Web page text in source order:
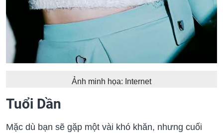
Ảnh minh họa: Internet
Tuổi Dần
Mặc dù bạn sẽ gặp một vài khó khăn, nhưng cuối